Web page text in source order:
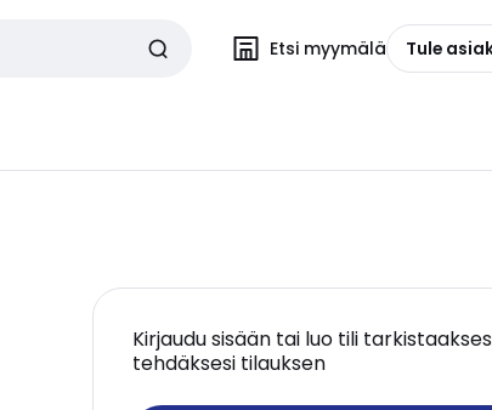
Etsi myymälä Tule
Kirjaudu sisään tai luo tili
tehdäksesi tilauksen